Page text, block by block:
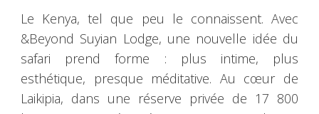
Le Kenya, tel que peu le connaissent. Avec
&Beyond Suyian Lodge, une nouvelle idée du
safari prend forme : plus intime, plus
esthétique, presque méditative. Au cœur de
Laikipia, dans une réserve privée de 17 800